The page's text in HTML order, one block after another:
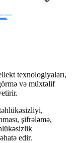
texnologiyaları,
və müxtəlif
şifrələmə,
edir.